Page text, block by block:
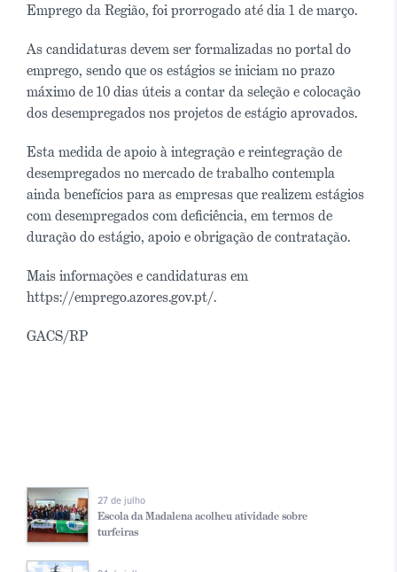
Emprego da Região, foi prorrogado até dia 1 de março.
As candidaturas devem ser formalizadas no portal do
emprego, sendo que os estágios se iniciam no prazo
máximo de 10 dias úteis a contar da seleção e colocação
dos desempregados nos projetos de estágio aprovados.
Esta medida de apoio à integração e reintegração de
desempregados no mercado de trabalho contempla
ainda benefícios para as empresas que realizem estágios
com desempregados com deficiência, em termos de
duração do estágio, apoio e obrigação de contratação.
Mais informações e candidaturas em
https://emprego.azores.gov.pt/.
GACS/RP
27 de julho
Escola da Madalena acolheu atividade sobre
turfeiras